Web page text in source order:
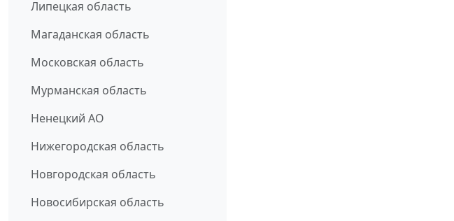
Липецкая область
Магаданская область
Московская область
Мурманская область
Ненецкий АО
Нижегородская область
Новгородская область
Новосибирская область